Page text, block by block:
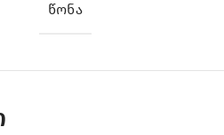
ᲬᲝᲜᲐ